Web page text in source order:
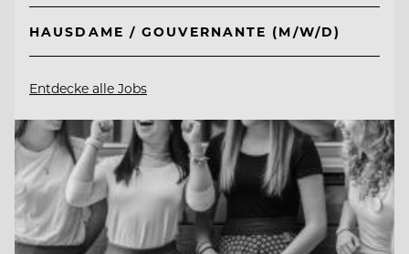
HAUSDAME / GOUVERNANTE (M/W/D)
Entdecke alle Jobs